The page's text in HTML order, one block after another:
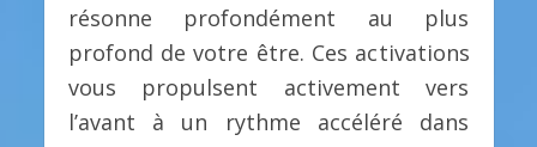
résonne profondément au plus
profond de votre être. Ces activations
vous propulsent activement vers
l’avant à un rythme accéléré dans